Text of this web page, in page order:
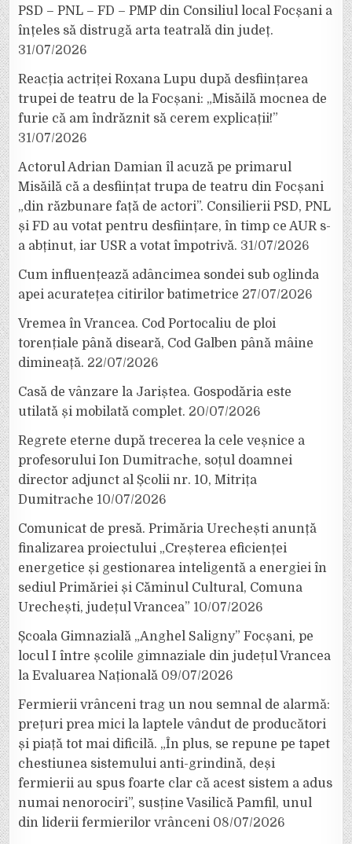
PSD – PNL – FD – PMP din Consiliul local Focșani a
înțeles să distrugă arta teatrală din județ.
31/07/2026
Reacția actriței Roxana Lupu după desființarea
trupei de teatru de la Focșani: „Misăilă mocnea de
furie că am îndrăznit să cerem explicații!”
31/07/2026
Actorul Adrian Damian îl acuză pe primarul
Misăilă că a desființat trupa de teatru din Focșani
„din răzbunare față de actori”. Consilierii PSD, PNL
și FD au votat pentru desființare, în timp ce AUR s-
a abținut, iar USR a votat împotrivă. 31/07/2026
Cum influențează adâncimea sondei sub oglinda
apei acuratețea citirilor batimetrice 27/07/2026
Vremea în Vrancea. Cod Portocaliu de ploi
torențiale până diseară, Cod Galben până mâine
dimineață. 22/07/2026
Casă de vânzare la Jariștea. Gospodăria este
utilată și mobilată complet. 20/07/2026
Regrete eterne după trecerea la cele veșnice a
profesorului Ion Dumitrache, soțul doamnei
director adjunct al Școlii nr. 10, Mitrița
Dumitrache 10/07/2026
Comunicat de presă. Primăria Urechești anunță
finalizarea proiectului „Creșterea eficienței
energetice și gestionarea inteligentă a energiei în
sediul Primăriei și Căminul Cultural, Comuna
Urechești, județul Vrancea” 10/07/2026
Școala Gimnazială „Anghel Saligny” Focșani, pe
locul I între școlile gimnaziale din județul Vrancea
la Evaluarea Națională 09/07/2026
Fermierii vrânceni trag un nou semnal de alarmă:
prețuri prea mici la laptele vândut de producători
și piață tot mai dificilă. „În plus, se repune pe tapet
chestiunea sistemului anti-grindină, deși
fermierii au spus foarte clar că acest sistem a adus
numai nenorociri”, susține Vasilică Pamfil, unul
din liderii fermierilor vrânceni 08/07/2026